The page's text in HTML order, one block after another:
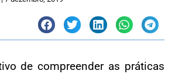
de compreender as práticas